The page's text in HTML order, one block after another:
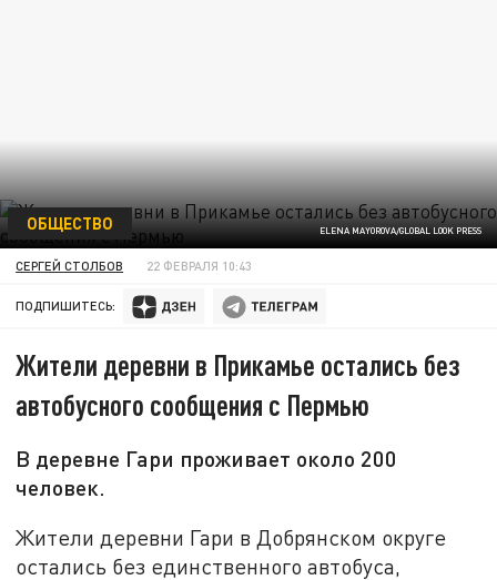
ELENA MAYOROVA/GLOBAL LOOK PRESS
ОБЩЕСТВО
СЕРГЕЙ СТОЛБОВ 22 ФЕВРАЛЯ 10:43
ПОДПИШИТЕСЬ:
Жители деревни в Прикамье остались без
автобусного сообщения с Пермью
В деревне Гари проживает около 200
человек.
Жители деревни Гари в Добрянском округе
остались без единственного автобуса,